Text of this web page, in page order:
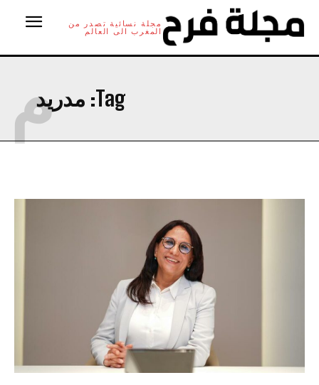
مجلة نسائية تصدر من
المغرب الى العالم
Tag: مدريدم